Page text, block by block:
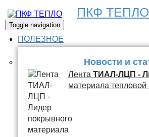
ПКФ ТЕПЛО
Toggle navigation
ПОЛЕЗНОЕ
Новости и
Лента ТИАЛ-ЛЦП -
материала тепловой